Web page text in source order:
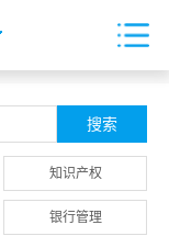
知识产权
银行管理